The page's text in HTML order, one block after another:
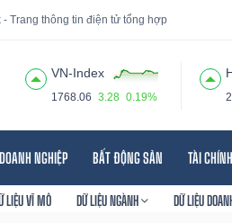
- Trang thông tin điện tử tổng hợp
VN-Index
1768.06 3.28 0.19%
DOANH NGHIỆP BẤT ĐỘNG SẢN TÀI CHÍNH
LIỆU VĨ MÔ DỮ LIỆU NGÀNH DỮ LIỆU